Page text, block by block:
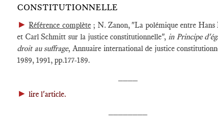
CONSTITUTIONNELLE
► Référence complète; N. Zanon, "La polémique entre Hans
et Carl Schmitt sur la justice constitutionnelle", in Principe
droit au suffrage, Annuaire international de justice
1989, 1991, pp.177-189.
► lire l'article.